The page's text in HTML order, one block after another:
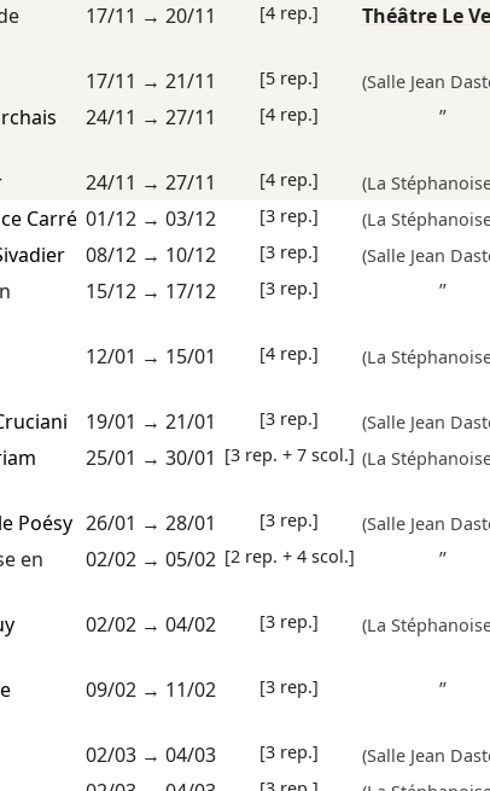
17/11 → 20/11 [4 rep.] Théâtre Le
17/11 → 21/11 [5 rep.] (Salle Jean
24/11 → 27/11 [4 rep.] ”
24/11 → 27/11 [4 rep.] (La
Carré 01/12→ 03/12 [3 rep.] (La
08/12→ 10/12 [3 rep.] (Salle Jean
15/12→ 17/12 [3 rep.] ”
12/01 → 15/01 [4 rep.] (La
19/01 → 21/01 [3 rep.] (Salle Jean
25/01 → 30/01 [3 rep. + 7 scol.] (La
Poésy 26/01 → 28/01 [3 rep.] (Salle Jean
en
02/02→ 05/02 [2 rep. + 4 scol.] ”
02/02→ 04/02 [3 rep.] (La
09/02→ 11/02 [3 rep.] ”
02/03→ 04/03 [3 rep.] (Salle Jean